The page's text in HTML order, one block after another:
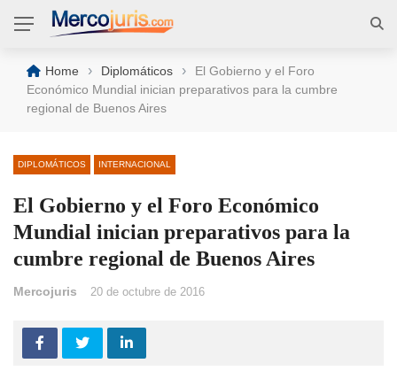
Home › Diplomáticos ›
El Gobierno y el Foro
Económico Mundial inician preparativos para la cumbre
regional de Buenos Aires
DIPLOMÁTICOS INTERNACIONAL
El Gobierno y el Foro Económico
Mundial inician preparativos para la
cumbre regional de Buenos Aires
Mercojuris 20 de octubre de 2016